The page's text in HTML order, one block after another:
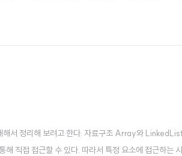
해서 정리해 보려고 한다. 자료구조 Array와
직접 접근할 수 있다. 따라서 특정 요소에 접근하는